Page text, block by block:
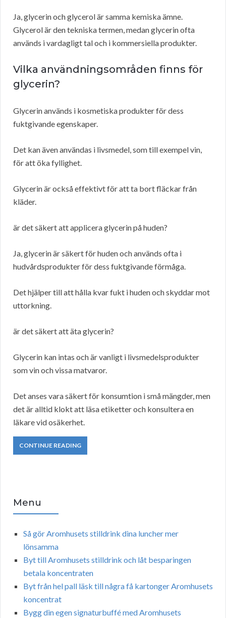
Ja, glycerin och glycerol är samma kemiska ämne.
Glycerol är den tekniska termen, medan glycerin ofta
används i vardagligt tal och i kommersiella produkter.
Vilka användningsområden finns för
glycerin?
Glycerin används i kosmetiska produkter för dess
fuktgivande egenskaper.
Det kan även användas i livsmedel, som till exempel vin,
för att öka fyllighet.
Glycerin är också effektivt för att ta bort fläckar från
kläder.
är det säkert att applicera glycerin på huden?
Ja, glycerin är säkert för huden och används ofta i
hudvårdsprodukter för dess fuktgivande förmåga.
Det hjälper till att hålla kvar fukt i huden och skyddar mot
uttorkning.
är det säkert att äta glycerin?
Glycerin kan intas och är vanligt i livsmedelsprodukter
som vin och vissa matvaror.
Det anses vara säkert för konsumtion i små mängder, men
det är alltid klokt att läsa etiketter och konsultera en
läkare vid osäkerhet.
CONTINUE READING
Menu
Så gör Aromhusets stilldrink dina luncher mer
lönsamma
Byt till Aromhusets stilldrink och låt besparingen
betala koncentraten
Byt från hel pall läsk till några få kartonger Aromhusets
koncentrat
Bygg din egen signaturbuffé med Aromhusets